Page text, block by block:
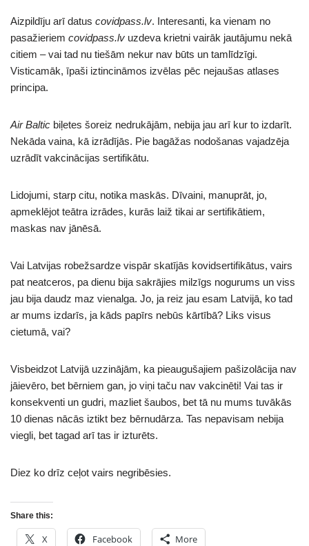
Aizpildīju arī datus covidpass.lv. Interesanti, ka vienam no
pasažieriem covidpass.lv uzdeva krietni vairāk jautājumu nekā
citiem – vai tad nu tiešām nekur nav būts un tamlīdzīgi.
Visticamāk, īpaši iztincināmos izvēlas pēc nejaušas atlases
principa.
Air Baltic biļetes šoreiz nedrukājām, nebija jau arī kur to izdarīt.
Nekāda vaina, kā izrādījās. Pie bagāžas nodošanas vajadzēja
uzrādīt vakcinācijas sertifikātu.
Lidojumi, starp citu, notika maskās. Dīvaini, manuprāt, jo,
apmeklējot teātra izrādes, kurās laiž tikai ar sertifikātiem,
maskas nav jānēsā.
Vai Latvijas robežsardze vispār skatījās kovidsertifikātus, vairs
pat neatceros, pa dienu bija sakrājies milzīgs nogurums un viss
jau bija daudz maz vienalga. Jo, ja reiz jau esam Latvijā, ko tad
ar mums izdarīs, ja kāds papīrs nebūs kārtībā? Liks visus
cietumā, vai?
Visbeidzot Latvijā uzzinājām, ka pieaugušajiem pašizolācija nav
jāievēro, bet bērniem gan, jo viņi taču nav vakcinēti! Vai tas ir
konsekventi un gudri, mazliet šaubos, bet tā nu mums tuvākās
10 dienas nācās iztikt bez bērnudārza. Tas nepavisam nebija
viegli, bet tagad arī tas ir izturēts.
Diez ko drīz ceļot vairs negribēsies.
Share this:
X Facebook More